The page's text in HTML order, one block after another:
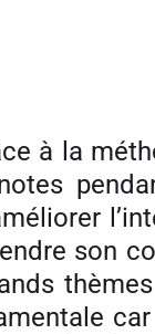
à la
son